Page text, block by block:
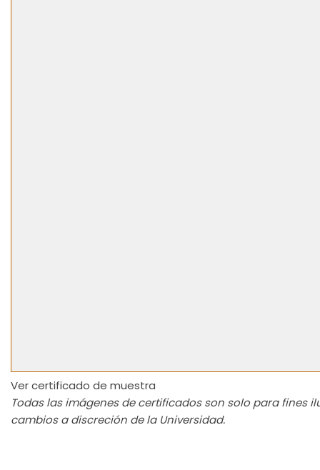
Ver certificado de muestra
Todas las imágenes de certificados son solo para fines
cambios a discreción de la Universidad.